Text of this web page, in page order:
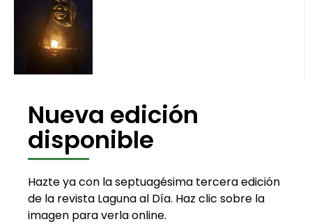
Nueva edición
disponible
Hazte ya con la septuagésima tercera edición
de la revista Laguna al Día. Haz clic sobre la
imagen para verla online.